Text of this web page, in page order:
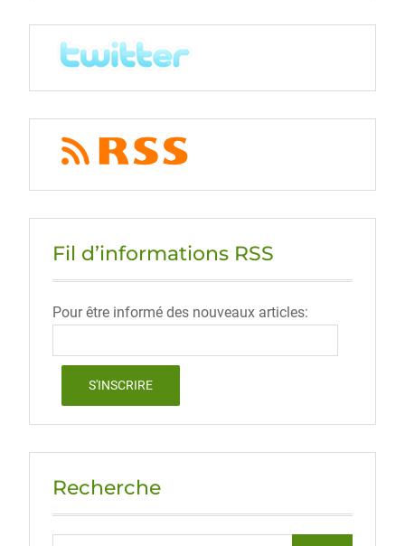
Fil d’informations RSS
Pour être informé des nouveaux articles:
Recherche